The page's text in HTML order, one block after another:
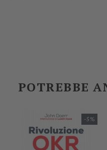
POTREBBE
-5%